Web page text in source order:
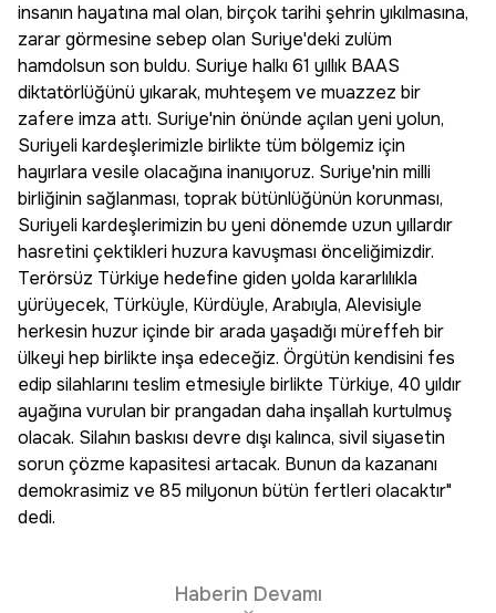
insanın hayatına mal olan, birçok tarihi şehrin yıkılmasına,
zarar görmesine sebep olan Suriye'deki zulüm
hamdolsun son buldu. Suriye halkı 61 yıllık BAAS
diktatörlüğünü yıkarak, muhteşem ve muazzez bir
zafere imza attı. Suriye'nin önünde açılan yeni yolun,
Suriyeli kardeşlerimizle birlikte tüm bölgemiz için
hayırlara vesile olacağına inanıyoruz. Suriye'nin milli
birliğinin sağlanması, toprak bütünlüğünün korunması,
Suriyeli kardeşlerimizin bu yeni dönemde uzun yıllardır
hasretini çektikleri huzura kavuşması önceliğimizdir.
Terörsüz Türkiye hedefine giden yolda kararlılıkla
yürüyecek, Türküyle, Kürdüyle, Arabıyla, Alevisiyle
herkesin huzur içinde bir arada yaşadığı müreffeh bir
ülkeyi hep birlikte inşa edeceğiz. Örgütün kendisini fes
edip silahlarını teslim etmesiyle birlikte Türkiye, 40 yıldır
ayağına vurulan bir prangadan daha inşallah kurtulmuş
olacak. Silahın baskısı devre dışı kalınca, sivil siyasetin
sorun çözme kapasitesi artacak. Bunun da kazananı
demokrasimiz ve 85 milyonun bütün fertleri olacaktır"
dedi.
Haberin Devamı